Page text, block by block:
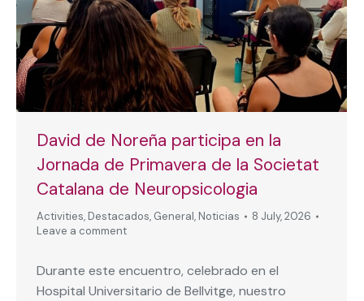
David de Noreña participa en la
Jornada de Primavera de la Societat
Catalana de Neuropsicologia
Activities, Destacados, General, Noticias
8 July, 2026
Leave a comment
Durante este encuentro, celebrado en el
Hospital Universitario de Bellvitge, nuestro